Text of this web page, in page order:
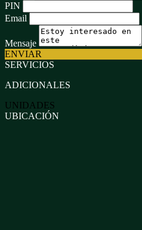
PIN
Email
Mensaje
ENVIAR
SERVICIOS
ADICIONALES
UNIDADES
UBICACIÓN